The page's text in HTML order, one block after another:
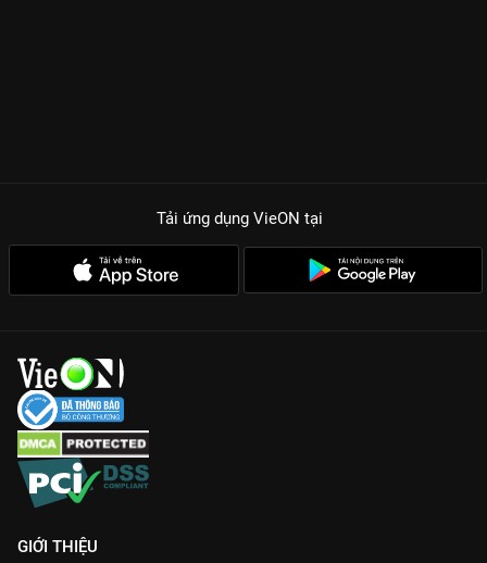
Tải ứng dụng VieON tại
GIỚI THIỆU